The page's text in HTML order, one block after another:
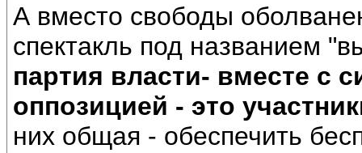
А вместо свободы
спектакль под названием
партия власти- вместе с
оппозицией - это
них общая - обеспечить